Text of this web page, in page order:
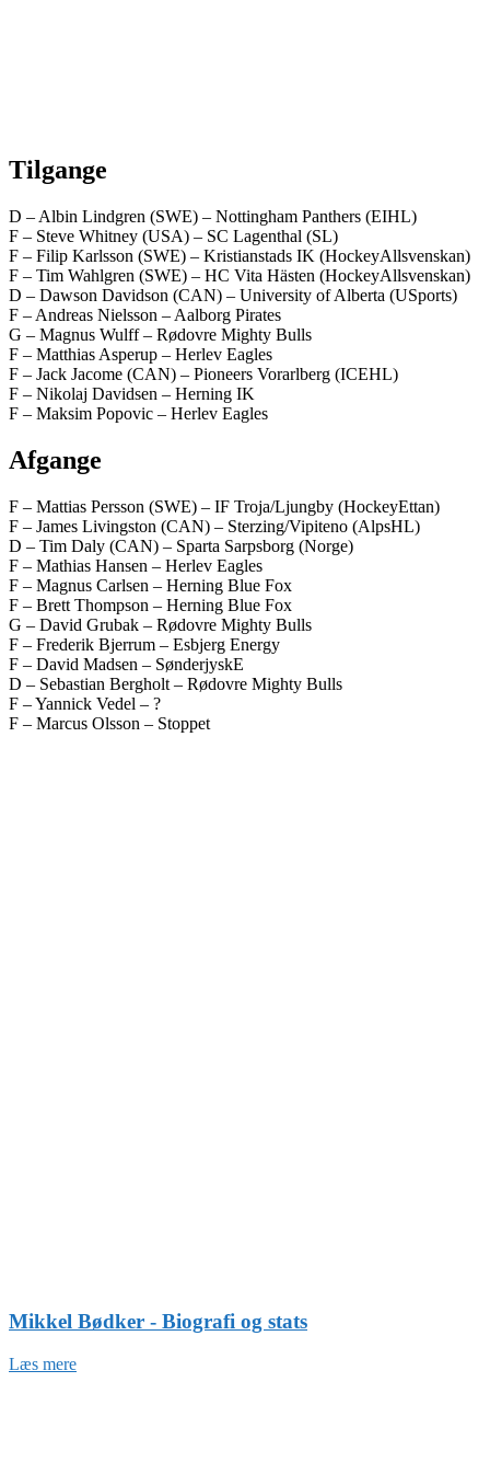
Tilgange
D – Albin Lindgren (SWE) – Nottingham Panthers (EIHL)
F – Steve Whitney (USA) – SC Lagenthal (SL)
F – Filip Karlsson (SWE) – Kristianstads IK (HockeyAllsvenskan)
F – Tim Wahlgren (SWE) – HC Vita Hästen (HockeyAllsvenskan)
D – Dawson Davidson (CAN) – University of Alberta (USports)
F – Andreas Nielsson – Aalborg Pirates
G – Magnus Wulff – Rødovre Mighty Bulls
F – Matthias Asperup – Herlev Eagles
F – Jack Jacome (CAN) – Pioneers Vorarlberg (ICEHL)
F – Nikolaj Davidsen – Herning IK
F – Maksim Popovic – Herlev Eagles
Afgange
F – Mattias Persson (SWE) – IF Troja/Ljungby (HockeyEttan)
F – James Livingston (CAN) – Sterzing/Vipiteno (AlpsHL)
D – Tim Daly (CAN) – Sparta Sarpsborg (Norge)
F – Mathias Hansen – Herlev Eagles
F – Magnus Carlsen – Herning Blue Fox
F – Brett Thompson – Herning Blue Fox
G – David Grubak – Rødovre Mighty Bulls
F – Frederik Bjerrum – Esbjerg Energy
F – David Madsen – SønderjyskE
D – Sebastian Bergholt – Rødovre Mighty Bulls
F – Yannick Vedel – ?
F – Marcus Olsson – Stoppet
Mikkel Bødker - Biografi og stats
Læs mere